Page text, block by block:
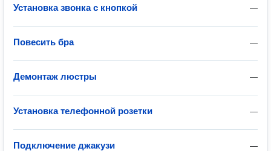
—
Установка звонка с кнопкой
—
Повесить бра
—
Демонтаж люстры
—
Установка телефонной розетки
—
Подключение джакузи